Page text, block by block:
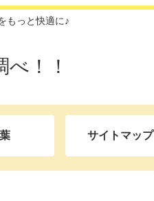
もっと快適に♪
べ！！
サイトマップ